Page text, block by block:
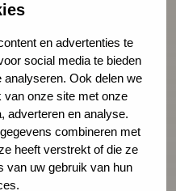
en advertenties te
social media te bieden
Ook delen we
van onze site met onze
adverteren en analyse.
combineren met
heeft verstrekt of die ze
van uw gebruik van hun
stress van